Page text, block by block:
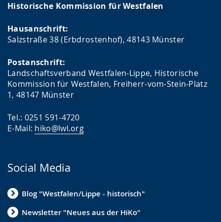
Historische Kommission für Westfalen
Hausanschrift:
Salzstraße 38 (Erbdrostenhof), 48143 Münster
Postanschrift:
Landschaftsverband Westfalen-Lippe, Historische
Kommission für Westfalen, Freiherr-vom-Stein-Platz
1, 48147 Münster
Tel.: 0251 591-4720
E-Mail: hiko@lwl.org
Social Media
Blog "Westfalen/Lippe - historisch"
Newsletter "Neues aus der HiKo"